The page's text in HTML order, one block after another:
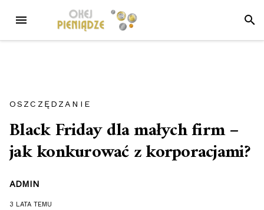
treści
MENU
OSZCZĘDZANIE
Black Friday dla małych firm –
jak konkurować z korporacjami?
ADMIN
3 LATA TEMU